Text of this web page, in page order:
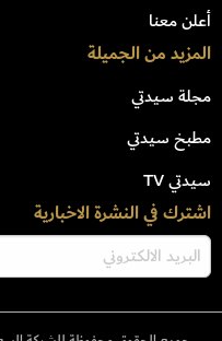
أعلن معنا
المزيد من الجميلة
مجلة سيدتي
مطبخ سيدتي
سيدتي TV
اشترك في النشرة الاخبارية